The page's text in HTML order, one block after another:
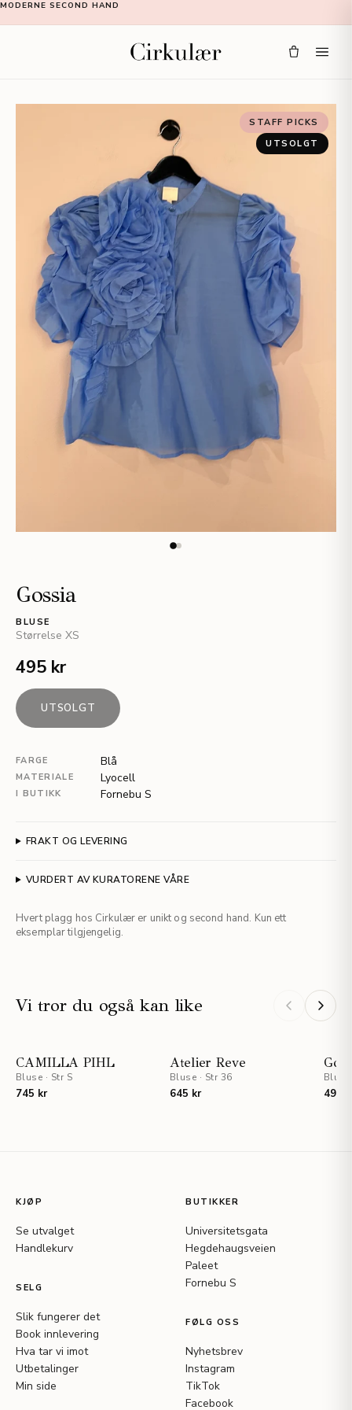
MODERNE SECOND HAND
STAFF PICKS
UTSOLGT
Gossia
BLUSE
Størrelse XS
495 kr
UTSOLGT
FARGE Blå
MATERIALE Lyocell
I BUTIKK Fornebu S
FRAKT OG LEVERING
VURDERT AV KURATORENE VÅRE
Hvert plagg hos Cirkulær er unikt og second hand. Kun ett
eksemplar tilgjengelig.
Vi tror du også kan like
CAMILLA PIHL
Bluse · Str S
745 kr
Atelier Reve
Bluse · Str 36
645 kr
Bluse
495
KJØP
Se utvalget
Handlekurv
SELG
Slik fungerer det
Book innlevering
Hva tar vi imot
Utbetalinger
Min side
BUTIKKER
Universitetsgata
Hegdehaugsveien
Paleet
Fornebu S
FØLG OSS
Nyhetsbrev
Instagram
TikTok
Facebook